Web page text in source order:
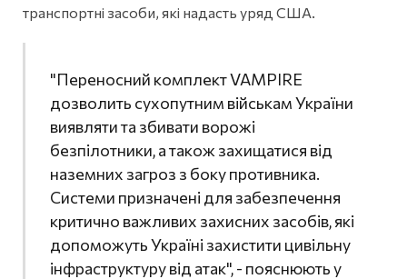
транспортні засоби, які надасть уряд США.
"Переносний комплект VAMPIRE
дозволить сухопутним військам України
виявляти та збивати ворожі
безпілотники, а також захищатися від
наземних загроз з боку противника.
Системи призначені для забезпечення
критично важливих захисних засобів, які
допоможуть Україні захистити цивільну
інфраструктуру від атак", - пояснюють у